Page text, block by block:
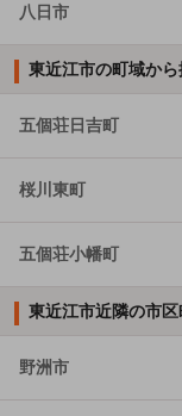
八日市
東近江市の町域から
五個荘日吉町
桜川東町
五個荘小幡町
東近江市近隣の市
野洲市